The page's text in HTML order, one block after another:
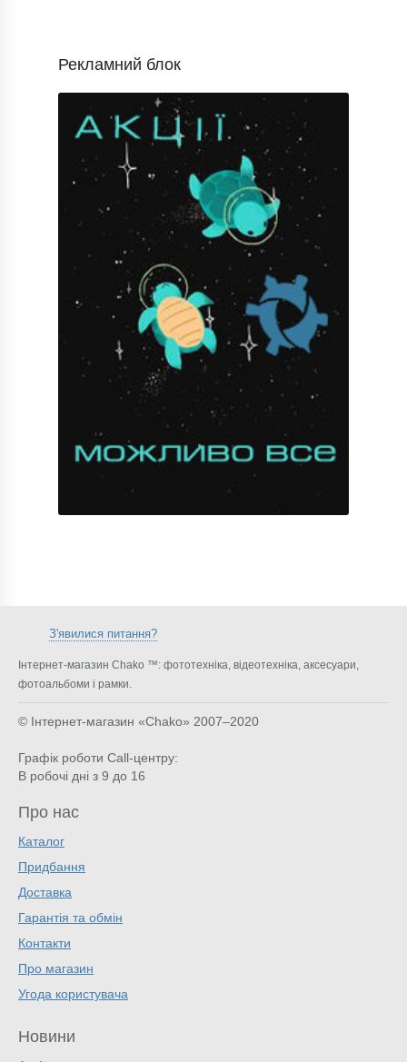
Рекламний блок
З'явилися питання?
Інтернет-магазин Chako ™: фототехніка, відеотехніка, аксесуари,
фотоальбоми і рамки.
© Інтернет-магазин «Chako» 2007–2020
Графік роботи Call-центру:
В робочі дні з 9 до 16
Про нас
Каталог
Придбання
Доставка
Гарантія та обмін
Контакти
Про магазин
Угода користувача
Новини